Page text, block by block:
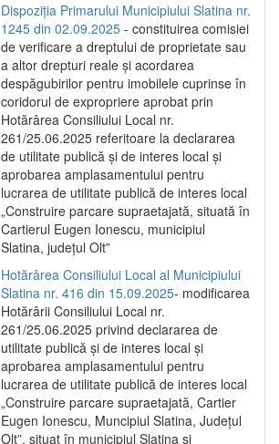
Dispoziția Primarului Municipiului Slatina nr.
1245 din 02.09.2025 - constituirea comisiei
de verificare a dreptului de proprietate sau
a altor drepturi reale și acordarea
despăgubirilor pentru imobilele cuprinse în
coridorul de expropriere aprobat prin
Hotărârea Consiliului Local nr.
261/25.06.2025 referitoare la declararea
de utilitate publică și de interes local și
aprobarea amplasamentului pentru
lucrarea de utilitate publică de interes local
„Construire parcare supraetajată, situată în
Cartierul Eugen Ionescu, municipiul
Slatina, județul Olt”
Hotărârea Consiliului Local al Municipiului
Slatina nr. 416 din 15.09.2025- modificarea
Hotărârii Consiliului Local nr.
261/25.06.2025 privind declararea de
utilitate publică și de interes local și
aprobarea amplasamentului pentru
lucrarea de utilitate publică de interes local
„Construire parcare supraetajată, Cartier
Eugen Ionescu, Muncipiul Slatina, Județul
Olt”, situat în municipiul Slatina și